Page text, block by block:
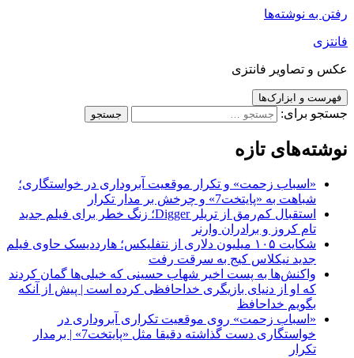
رفتن به نوشته‌ها
فانتزی
عکس و تصاویر فانتزی
فهرست و ابزارک‌ها
جستجو برای:
نوشته‌های تازه
«اسباب زحمت» و تکرار موقعیت آبروداری در خواستگاری؛
شباهت به «پایتخت7» و چرخش بر مدار تکرار
استقبال کم‌رمق از تریلر Digger؛ زنگ خطر برای فیلم جدید
تام کروز و برادران وارنر
شکایت ۱۰۵ میلیون دلاری از نتفلیکس؛ هارددیسک حاوی فیلم
جدید نیکلاس کیج به سرقت رفت
واکنش‌ها به پست اخیر شهاب حسینی که خیلی‌ها گمان کردند
که او از دنیای بازیگری خداحافظی کرده است | پیش از آنکه
بگویم خداحافظ
«اسباب زحمت» روی موقعیت تکراری آبروداری در
خواستگاری دست گذاشته دقیقا مثل «پایتخت7» | برمدار
تکرار